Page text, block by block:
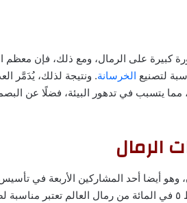
كبيرة على الرمال، ومع ذلك، فإن معظم
لتصنيع الخرسانة. ونتيجة لذلك، يُدَمَّر
يتسبب في تدهور البيئة، فضلًا عن البصمة
الرمال
أيضا أحد المشاركين الأربعة في
™) المعنية بتطوير هذه التقنية “فقط ٥ في المائة من رمال